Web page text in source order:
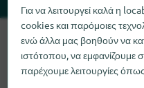
Λυπούμαστε, δεν
αυτή τη στιγμή. Αν
Gelkamine24.de, θα
Για να λειτουργεί καλά η
cookies και παρόμοιες
ενώ άλλα μας βοηθούν να
ιστότοπου, να εμφανίζουμε
παρέχουμε λειτουργίες